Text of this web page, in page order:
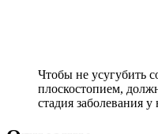
Чтобы не усугубить
плоскостопием,
стадия заболевания